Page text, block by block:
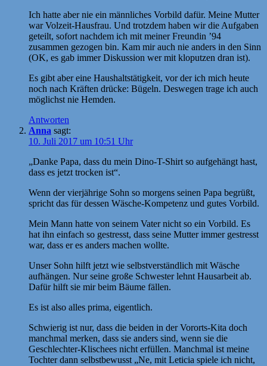
Ich hatte aber nie ein männliches Vorbild dafür. Meine Mutter
war Volzeit-Hausfrau. Und trotzdem haben wir die Aufgaben
geteilt, sofort nachdem ich mit meiner Freundin ’94
zusammen gezogen bin. Kam mir auch nie anders in den Sinn
(OK, es gab immer Diskussion wer mit kloputzen dran ist).
Es gibt aber eine Haushaltstätigkeit, vor der ich mich heute
noch nach Kräften drücke: Bügeln. Deswegen trage ich auch
möglichst nie Hemden.
Antworten
Anna sagt:
10. Juli 2017 um 10:51 Uhr
„Danke Papa, dass du mein Dino-T-Shirt so aufgehängt hast,
dass es jetzt trocken ist“.
Wenn der vierjährige Sohn so morgens seinen Papa begrüßt,
spricht das für dessen Wäsche-Kompetenz und gutes Vorbild.
Mein Mann hatte von seinem Vater nicht so ein Vorbild. Es
hat ihn einfach so gestresst, dass seine Mutter immer gestresst
war, dass er es anders machen wollte.
Unser Sohn hilft jetzt wie selbstverständlich mit Wäsche
aufhängen. Nur seine große Schwester lehnt Hausarbeit ab.
Dafür hilft sie mir beim Bäume fällen.
Es ist also alles prima, eigentlich.
Schwierig ist nur, dass die beiden in der Vororts-Kita doch
manchmal merken, dass sie anders sind, wenn sie die
Geschlechter-Klischees nicht erfüllen. Manchmal ist meine
Tochter dann selbstbewusst „Ne, mit Leticia spiele ich nicht,